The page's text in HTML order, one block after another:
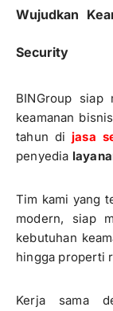
Wujudkan
Security
BINGroup siap
keamanan
tahun dijasa
penyedia
Tim kami yang
modern, siap
kebutuhan
hingga properti
Kerja sama